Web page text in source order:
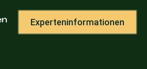
Experteninformationen